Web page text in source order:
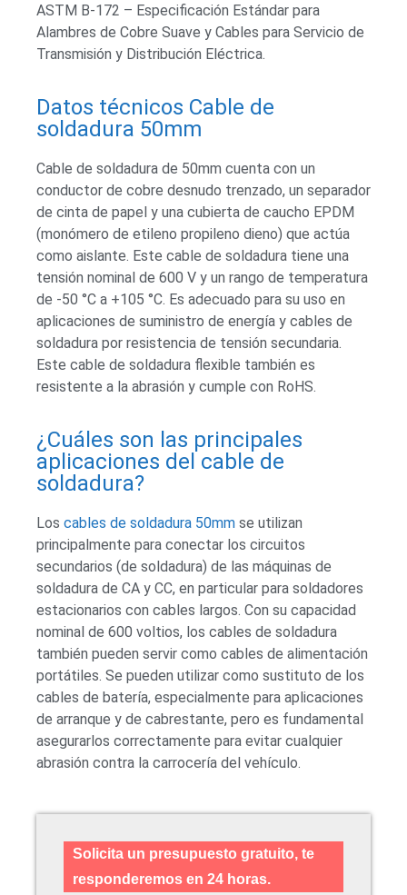
ASTM B-172 – Especificación Estándar para
Alambres de Cobre Suave y Cables para Servicio de
Transmisión y Distribución Eléctrica.
Datos técnicos Cable de
soldadura 50mm
Cable de soldadura de 50mm cuenta con un
conductor de cobre desnudo trenzado, un separador
de cinta de papel y una cubierta de caucho EPDM
(monómero de etileno propileno dieno) que actúa
como aislante. Este cable de soldadura tiene una
tensión nominal de 600 V y un rango de temperatura
de -50 °C a +105 °C. Es adecuado para su uso en
aplicaciones de suministro de energía y cables de
soldadura por resistencia de tensión secundaria.
Este cable de soldadura flexible también es
resistente a la abrasión y cumple con RoHS.
¿Cuáles son las principales
aplicaciones del cable de
soldadura?
Los cables de soldadura 50mm se utilizan
principalmente para conectar los circuitos
secundarios (de soldadura) de las máquinas de
soldadura de CA y CC, en particular para soldadores
estacionarios con cables largos. Con su capacidad
nominal de 600 voltios, los cables de soldadura
también pueden servir como cables de alimentación
portátiles. Se pueden utilizar como sustituto de los
cables de batería, especialmente para aplicaciones
de arranque y de cabrestante, pero es fundamental
asegurarlos correctamente para evitar cualquier
abrasión contra la carrocería del vehículo.
Solicita un presupuesto gratuito, te
responderemos en 24 horas.